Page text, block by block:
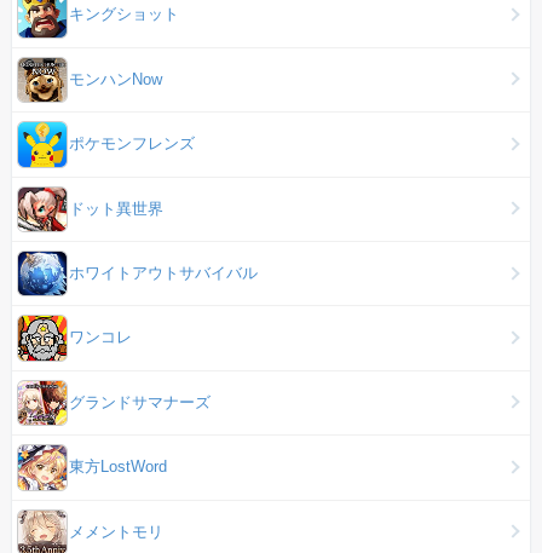
キングショット
モンハンNow
ポケモンフレンズ
ドット異世界
ホワイトアウトサバイバル
ワンコレ
グランドサマナーズ
東方LostWord
メメントモリ